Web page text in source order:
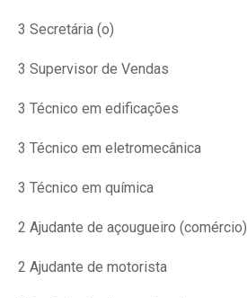
3 Secretária (o)
3 Supervisor de Vendas
3 Técnico em edificações
3 Técnico em eletromecânica
3 Técnico em química
2 Ajudante de açougueiro (comércio)
2 Ajudante de motorista